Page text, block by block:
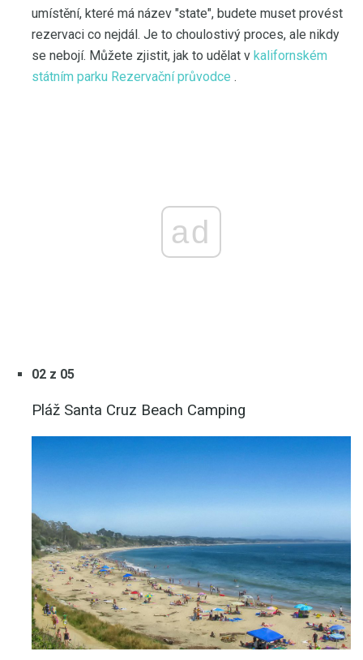
umístění, které má název "state", budete muset provést
rezervaci co nejdál. Je to choulostivý proces, ale nikdy
se nebojí. Můžete zjistit, jak to udělat v kalifornském
státním parku Rezervační průvodce .
ad
02 z 05
Pláž Santa Cruz Beach Camping